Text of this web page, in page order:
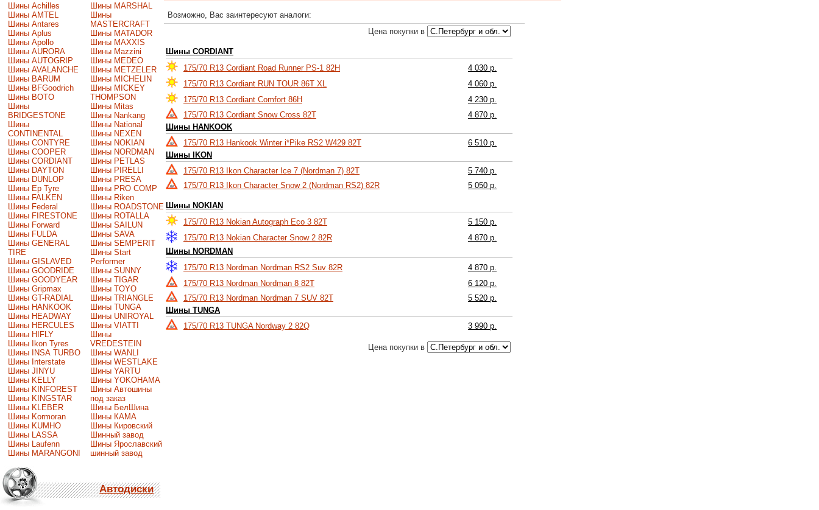
Шины Achilles
Шины AMTEL
Шины Antares
Шины Aplus
Шины Apollo
Шины AURORA
Шины AUTOGRIP
Шины AVALANCHE
Шины BARUM
Шины BFGoodrich
Шины BOTO
Шины
BRIDGESTONE
Шины
CONTINENTAL
Шины CONTYRE
Шины COOPER
Шины CORDIANT
Шины DAYTON
Шины DUNLOP
Шины Ep Tyre
Шины FALKEN
Шины Federal
Шины FIRESTONE
Шины Forward
Шины FULDA
Шины GENERAL
TIRE
Шины GISLAVED
Шины GOODRIDE
Шины GOODYEAR
Шины Gripmax
Шины GT-RADIAL
Шины HANKOOK
Шины HEADWAY
Шины HERCULES
Шины HIFLY
Шины Ikon Tyres
Шины INSA TURBO
Шины Interstate
Шины JINYU
Шины KELLY
Шины KINFOREST
Шины KINGSTAR
Шины KLEBER
Шины Kormoran
Шины KUMHO
Шины LASSA
Шины Laufenn
Шины MARANGONI
Шины MARSHAL
Шины
MASTERCRAFT
Шины MATADOR
Шины MAXXIS
Шины Mazzini
Шины MEDEO
Шины METZELER
Шины MICHELIN
Шины MICKEY
THOMPSON
Шины Mitas
Шины Nankang
Шины National
Шины NEXEN
Шины NOKIAN
Шины NORDMAN
Шины PETLAS
Шины PIRELLI
Шины PRESA
Шины PRO COMP
Шины Riken
Шины ROADSTONE
Шины ROTALLA
Шины SAILUN
Шины SAVA
Шины SEMPERIT
Шины Start
Performer
Шины SUNNY
Шины TIGAR
Шины TOYO
Шины TRIANGLE
Шины TUNGA
Шины UNIROYAL
Шины VIATTI
Шины
VREDESTEIN
Шины WANLI
Шины WESTLAKE
Шины YARTU
Шины YOKOHAMA
Шины Автошины
под заказ
Шины БелШина
Шины КАМА
Шины Кировский
Шинный завод
Шины Ярославский
шинный завод
Автодиски
Возможно, Вас заинтересуют аналоги:
Цена покупки в
Шины CORDIANT
175/70 R13 Cordiant Road Runner PS-1 82H
4 030 р.
175/70 R13 Cordiant RUN TOUR 86T XL
4 060 р.
175/70 R13 Cordiant Comfort 86H
4 230 р.
175/70 R13 Cordiant Snow Cross 82T
4 870 р.
Шины HANKOOK
175/70 R13 Hankook Winter i*Pike RS2 W429 82T
6 510 р.
Шины IKON
175/70 R13 Ikon Character Ice 7 (Nordman 7) 82T
5 740 р.
175/70 R13 Ikon Character Snow 2 (Nordman RS2) 82R
5 050 р.
Шины NOKIAN
175/70 R13 Nokian Autograph Eco 3 82T
5 150 р.
175/70 R13 Nokian Character Snow 2 82R
4 870 р.
Шины NORDMAN
175/70 R13 Nordman Nordman RS2 Suv 82R
4 870 р.
175/70 R13 Nordman Nordman 8 82T
6 120 р.
175/70 R13 Nordman Nordman 7 SUV 82T
5 520 р.
Шины TUNGA
175/70 R13 TUNGA Nordway 2 82Q
3 990 р.
Цена покупки в